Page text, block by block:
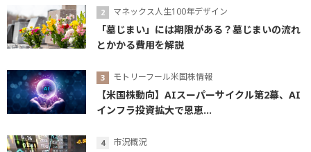
マネックス人生100年デザイン
「墓じまい」には期限がある？墓じまいの流れ
とかかる費用を解説
モトリーフール米国株情報
【米国株動向】AIスーパーサイクル第2幕、AI
インフラ投資拡大で恩恵...
市況概況